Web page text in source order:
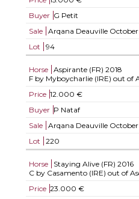
Buyer G Petit
Sale
Arqana Deauville October
Lot
94
Horse Aspirante (FR) 2018
F by Myboycharlie (IRE) out of
Price 12.000 €
Buyer P Nataf
Sale
Arqana Deauville October
Lot
220
Horse Staying Alive (FR) 2016
C by Casamento (IRE) out of
Price 23.000 €